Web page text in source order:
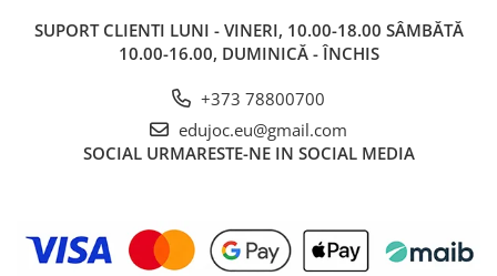
SUPORT CLIENTI LUNI - VINERI, 10.00-18.00 SÂMBĂTĂ
10.00-16.00, DUMINICĂ - ÎNCHIS
+373 78800700
edujoc.eu@gmail.com
SOCIAL URMARESTE-NE IN SOCIAL MEDIA